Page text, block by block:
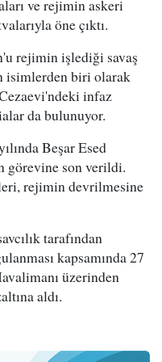
ve rejimin askeri
öne çıktı.
rejimin işlediği savaş
isimlerden biri olarak
infaz
da bulunuyor.
Beşar Esed
görevine son verildi.
rejimin devrilmesine
tarafından
kapsamında 27
üzerinden
aldı.